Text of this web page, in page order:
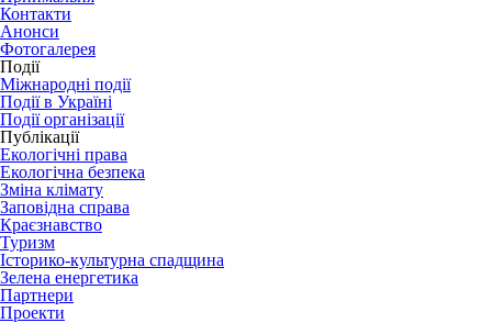
Контакти
Анонси
Фотогалерея
Події
Міжнародні події
Події в Україні
Події організації
Публікації
Екологічні права
Екологічна безпека
Зміна клімату
Заповідна справа
Краєзнавство
Туризм
Історико-культурна спадщина
Зелена енергетика
Партнери
Проекти